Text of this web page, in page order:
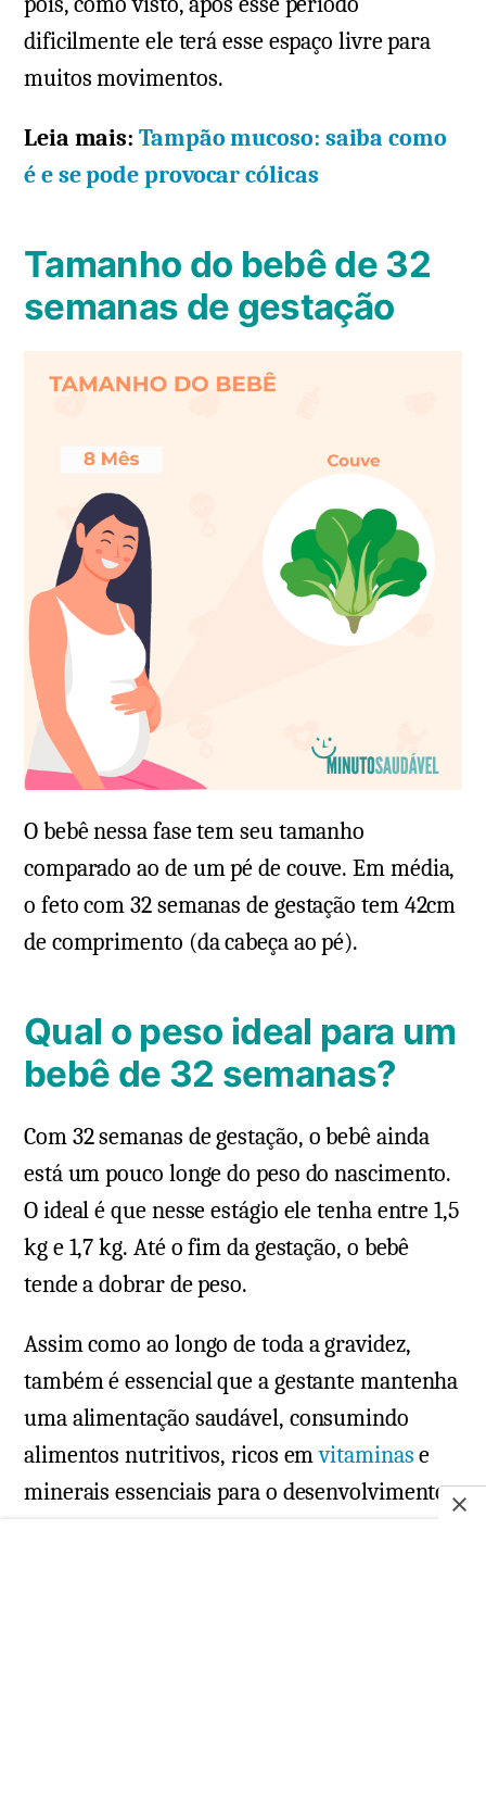
dificilmente ele terá esse espaço livre para
muitos movimentos.
Leia mais:Tampão mucoso: saiba como
é e se pode provocar cólicas
Tamanho do bebê de 32
semanas de gestação
O bebê nessa fase tem seu tamanho
comparado ao de um pé de couve. Em média,
o feto com 32 semanas de gestação tem 42cm
de comprimento (da cabeça ao pé).
Qual o peso ideal para um
bebê de 32 semanas?
Com 32 semanas de gestação, o bebê ainda
está um pouco longe do peso do nascimento.
O ideal é que nesse estágio ele tenha entre 1,5
kg e 1,7 kg. Até o fim da gestação, o bebê
tende a dobrar de peso.
Assim como ao longo de toda a gravidez,
também é essencial que a gestante mantenha
uma alimentação saudável, consumindo
alimentos nutritivos, ricos emvitaminase
minerais essenciais para o desenvolvimento